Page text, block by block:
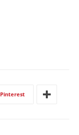
Pinterest